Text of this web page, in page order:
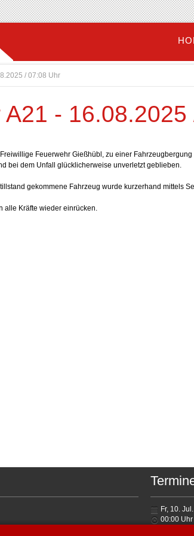
/ 07:08 Uhr
-
Feuerwehr Gießhübl, zu einer
bei dem Unfall glücklicherweise unverletzt geblieben.
gekommene Fahrzeug wurde kurzerhand mittels
alle Kräfte wieder einrücken.
Fr, 10. Jul.
00:00 Uhr